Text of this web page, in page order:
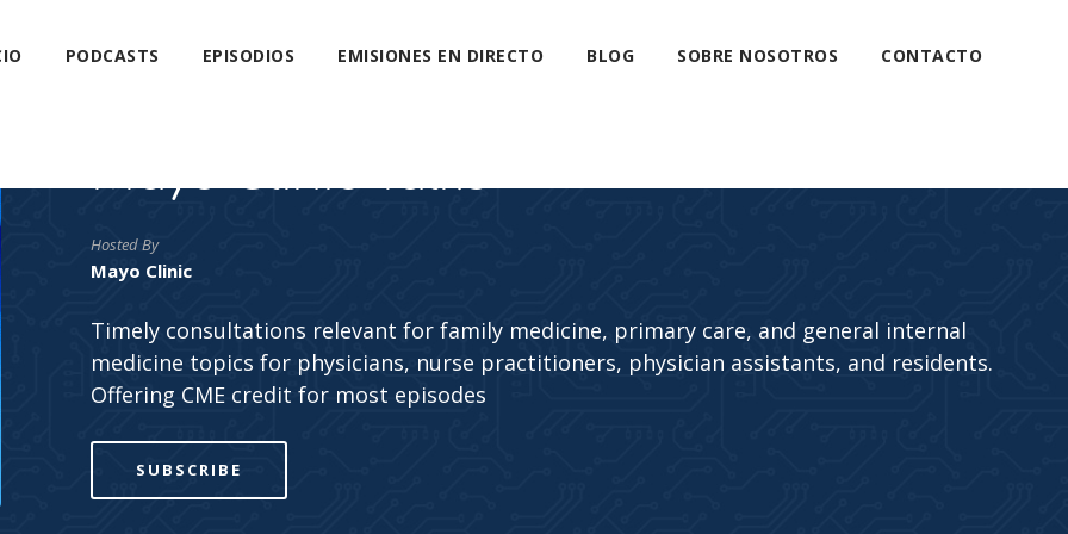
PODCASTS EPISODIOS EMISIONES EN DIRECTO BLOG SOBRE NOSOTROS CONTACTO
Mayo Clinic Talks
Hosted By
Mayo Clinic
Timely consultations relevant for family medicine, primary care, and general internal
medicine topics for physicians, nurse practitioners, physician assistants, and residents.
Offering CME credit for most episodes
SUBSCRIBE